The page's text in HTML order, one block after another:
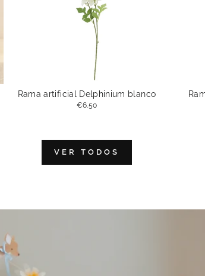
Rama artificial Delphinium blanco
€6.50
VER TODOS